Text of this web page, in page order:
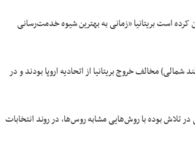
است بریتانیا «زمانی به بهترین شیوه خدمت‌رسانی
شمالی) مخالف خروج بریتانیا از اتحادیه اروپا بودند و در
تلاش بوده با روش‌هایی مشابه روس‌ها، در روند انتخابات